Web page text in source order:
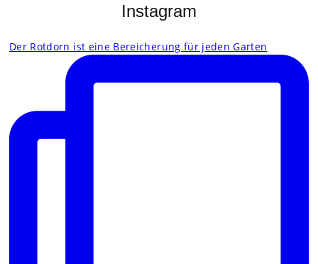
Instagram
Der Rotdorn ist eine Bereicherung für jeden Garten